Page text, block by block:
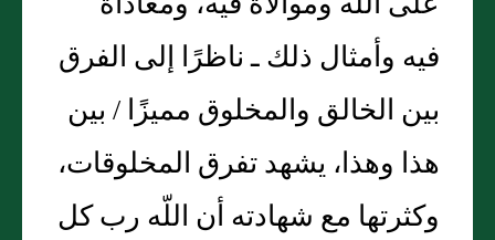
فيه وأمثال ذلك ـ ناظرًا إلى الفرق
بين الخالق والمخلوق مميزًا / بين
هذا وهذا، يشهد تفرق المخلوقات،
وكثرتها مع شهادته أن اللّه رب كل